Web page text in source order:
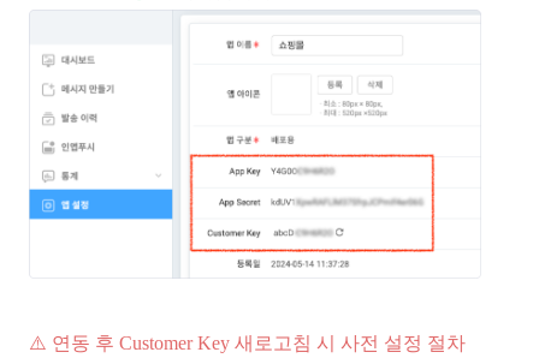
⚠️ 연동 후 Customer Key 새로고침 시 사전 설정 절차